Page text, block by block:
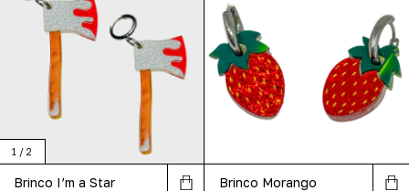
1 / 2
Brinco I’m a Star Brinco Morango